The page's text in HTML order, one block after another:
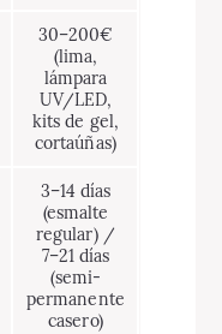
30–200€
(lima,
lámpara
UV/LED,
kits de gel,
cortaúñas)
3–14 días
(esmalte
regular) /
7–21 días
(semi-
permanente
casero)